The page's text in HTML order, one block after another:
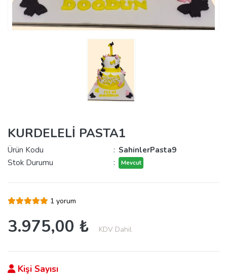
KURDELELİ PASTA1
Ürün Kodu : SahinlerPasta9
Stok Durumu
: Mevcut
1 yorum
3.975,00 ₺ KDV Dahil
Kişi Sayısı